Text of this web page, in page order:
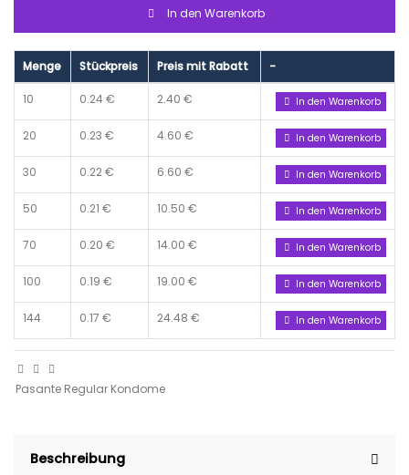
In den Warenkorb
Menge Stückpreis Preis mit Rabatt -
10 0.24 € 2.40 € In den Warenkorb
20 0.23 € 4.60 € In den Warenkorb
30 0.22 € 6.60 € In den Warenkorb
50 0.21 € 10.50 € In den Warenkorb
70 0.20 € 14.00 € In den Warenkorb
100 0.19 € 19.00 € In den Warenkorb
144 0.17 € 24.48 € In den Warenkorb
Pasante Regular Kondome
Beschreibung